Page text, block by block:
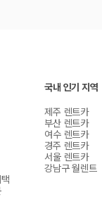
국내 인기 지역
제주 렌트카
부산 렌트카
여수 렌트카
경주 렌트카
서울 렌트카
강남구 월렌트